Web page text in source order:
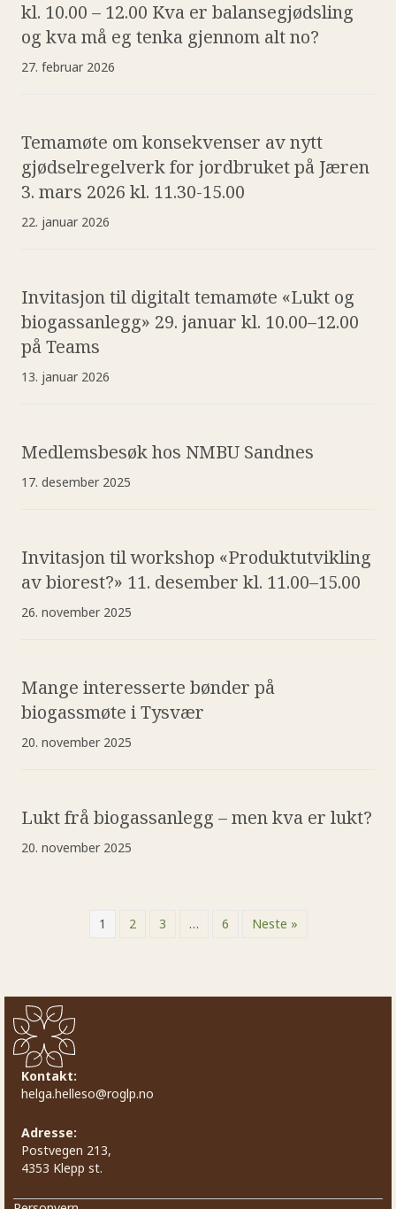
kl. 10.00 – 12.00 Kva er balansegjødsling
og kva må eg tenka gjennom alt no?
27. februar 2026
Temamøte om konsekvenser av nytt
gjødselregelverk for jordbruket på Jæren
3. mars 2026 kl. 11.30-15.00
22. januar 2026
Invitasjon til digitalt temamøte «Lukt og
biogassanlegg» 29. januar kl. 10.00–12.00
på Teams
13. januar 2026
Medlemsbesøk hos NMBU Sandnes
17. desember 2025
Invitasjon til workshop «Produktutvikling
av biorest?» 11. desember kl. 11.00–15.00
26. november 2025
Mange interesserte bønder på
biogassmøte i Tysvær
20. november 2025
Lukt frå biogassanlegg – men kva er lukt?
20. november 2025
1 2 3 … 6 Neste »
Kontakt:
helga.helleso@roglp.no
Adresse:
Postvegen 213,
4353 Klepp st.